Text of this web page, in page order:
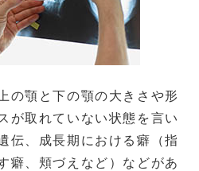
の顎と下の顎の大きさや形
が取れていない状態を言い
伝、成長期における癖（指
癖、頬づえなど）などがあ